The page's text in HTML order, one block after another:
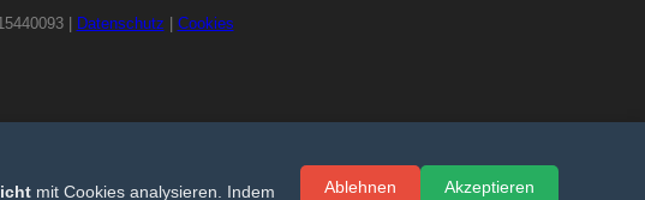
mit Cookies analysieren. Indem Ablehnen Akzeptieren
| Datenschutz Cookies